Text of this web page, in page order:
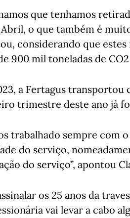
que tenhamos
Abril, o que também é
considerando que
900 mil toneladas de
a Fertagus transportou
trimestre deste ano já
trabalhado sempre com
do serviço,
do serviço”, apontou
os 25 anos da
vai levar a cabo